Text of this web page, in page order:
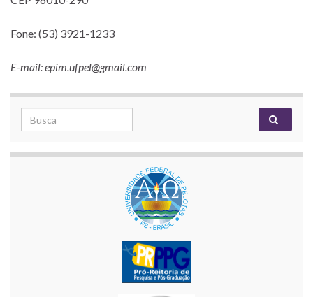
Fone: (53) 3921-1233
E-mail: epim.ufpel@gmail.com
Search for: